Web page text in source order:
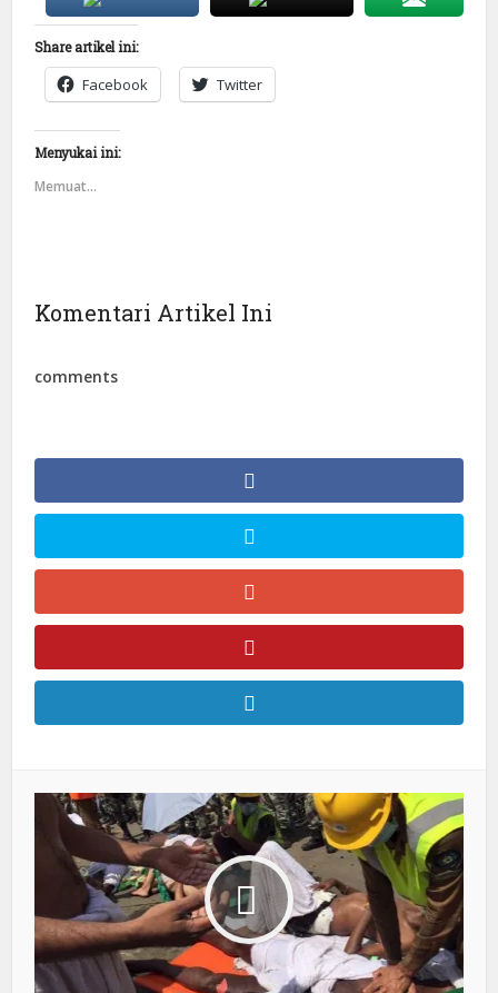
Share artikel ini:
Facebook Twitter
Menyukai ini:
Memuat...
Komentari Artikel Ini
comments